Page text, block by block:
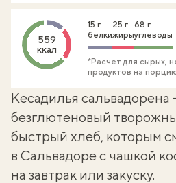
559
ккал
15 г
белки
25 г
жиры
68 г
углеводы
*Расчет для сырых,
продуктов на
Кесадилья сальвадорена
безглютеновый
быстрый хлеб, которым
в Сальвадоре с чашкой
на завтрак или закуску.